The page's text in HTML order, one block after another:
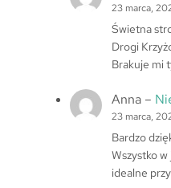
23 marca,
Świetna
Drogi
Brakuje mi
Anna –
23 marca,
Bardzo
Wszystko
idealne